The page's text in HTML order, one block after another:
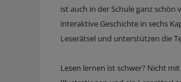
ist auch in der Schule ganz
interaktive Geschichte in sechs
Leserätsel und unterstützen die
Lesen lernen ist schwer? Nicht